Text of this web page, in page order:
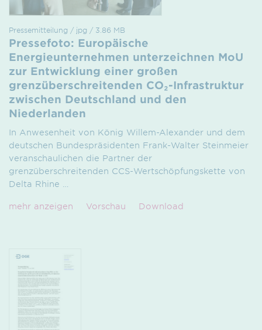
Pressemitteilung / jpg / 3.86 MB
Pressefoto: Europäische
Energieunternehmen unterzeichnen MoU
zur Entwicklung einer großen
grenzüberschreitenden CO₂-Infrastruktur
zwischen Deutschland und den
Niederlanden
In Anwesenheit von König Willem-Alexander und dem
deutschen Bundespräsidenten Frank-Walter Steinmeier
veranschaulichen die Partner der
grenzüberschreitenden CCS-Wertschöpfungskette von
Delta Rhine
mehr anzeigen Vorschau Download